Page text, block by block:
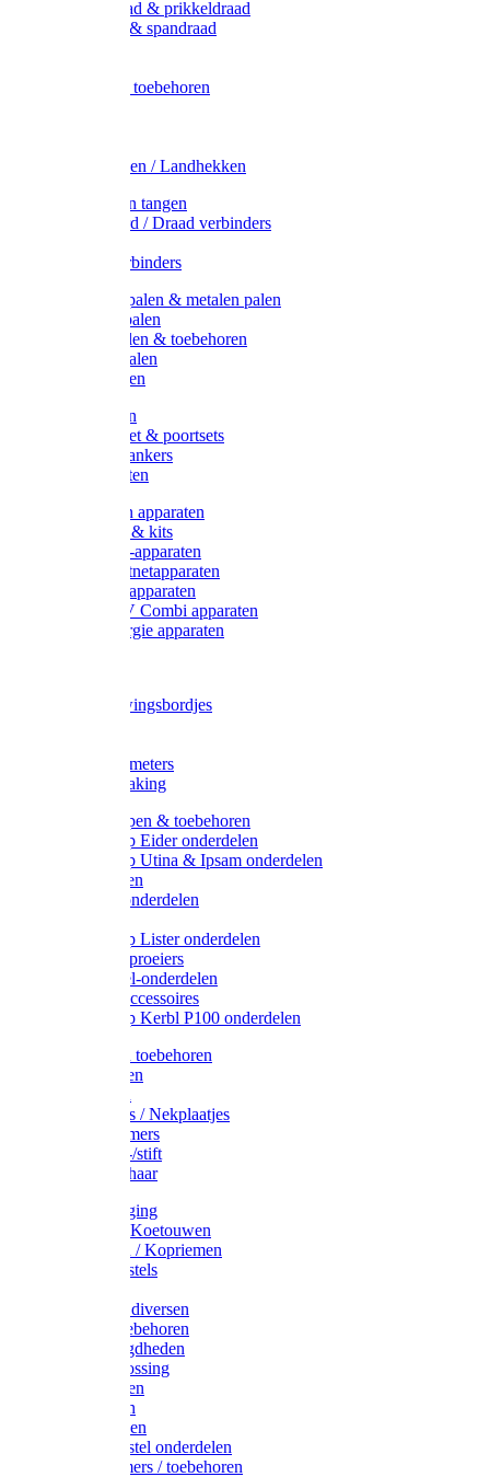
Metaal draad & prikkeldraad
Binddraad & spandraad
Afrasternet toebehoren
Weidehekken / Landhekken
Spanners en tangen
Lint / Koord / Draad verbinders
Litzclip verbinders
Recycling palen & metalen palen
Kunststof palen
T-Post t-palen & toebehoren
Glasfiber palen
Houten palen
Poortgrepen
Doorgangset & poortsets
Poortgreepankers
Weidepoorten
Onderdelen apparaten
Starter sets & kits
9V Batterij-apparaten
230V Lichtnetapparaten
12V Accu-apparaten
230V / 12V Combi apparaten
Zonne-energie apparaten
Waarschuwingsbordjes
Wegers en meters
Video bewaking
Weidepompen & toebehoren
Weidepomp Eider onderdelen
Weidepomp Utina & Ipsam onderdelen
Drinkbakken
Drinkbak onderdelen
Weidepomp Lister onderdelen
Nippels / Sproeiers
Drinknippel-onderdelen
Drinkbak accessoires
Weidepomp Kerbl P100 onderdelen
Oormerken toebehoren
Enkelbanden
Halsplaatjes / Nekplaatjes
Kokernummers
Merkspray-/stift
Veemerkschaar
Uierverzorging
Halsters & Koetouwen
Halsriemen / Kopriemen
Koerugborstels
Koe / Stier diversen
Melkers toebehoren
Stalbenodigdheden
Kalververlossing
Stierenringen
Onthoornen
Kalverflessen
Koerugborstel onderdelen
Kalveremmers / toebehoren